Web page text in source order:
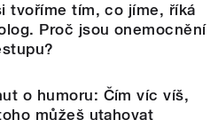
tvoříme tím, co jíme, říká
Proč jsou onemocnění
o humoru: Čím víc víš,
můžeš utahovat